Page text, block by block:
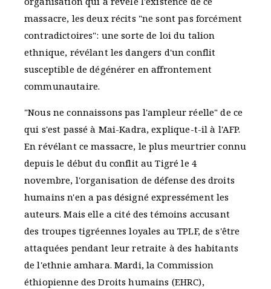
massacre, les deux récits "ne sont pas forcément
contradictoires": une sorte de loi du talion
ethnique, révélant les dangers d'un conflit
susceptible de dégénérer en affrontement
communautaire.
"Nous ne connaissons pas l'ampleur réelle" de ce
qui s'est passé à Mai-Kadra, explique-t-il à l'AFP.
En révélant ce massacre, le plus meurtrier connu
depuis le début du conflit au Tigré le 4
novembre, l'organisation de défense des droits
humains n'en a pas désigné expressément les
auteurs. Mais elle a cité des témoins accusant
des troupes tigréennes loyales au TPLF, de s'être
attaquées pendant leur retraite à des habitants
de l'ethnie amhara. Mardi, la Commission
éthiopienne des Droits humains (EHRC),